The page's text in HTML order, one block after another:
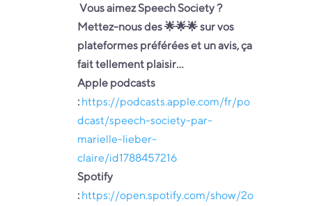
Vous aimez Speech Society ?
Mettez-nous des 🌟🌟🌟 sur vos
plateformes préférées et un avis, ça
fait tellement plaisir…
Apple podcasts
: https://podcasts.apple.com/fr/po
dcast/speech-society-par-
marielle-lieber-
claire/id1788457216
Spotify
: https://open.spotify.com/show/2o